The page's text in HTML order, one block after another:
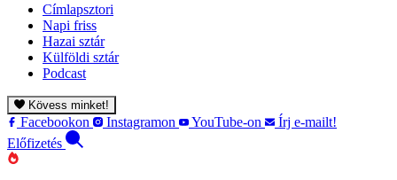
Címlapsztori
Napi friss
Hazai sztár
Külföldi sztár
Podcast
Kövess minket!
Facebookon Instagramon YouTube-on
Írj e-mailt!
Előfizetés